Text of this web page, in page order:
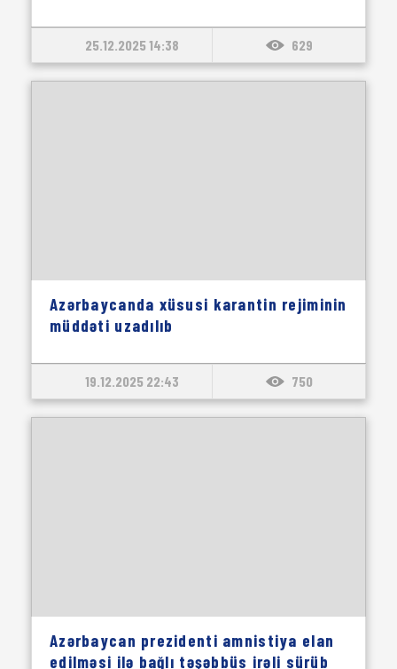
25.12.2025 14:38 629
Azərbaycanda xüsusi karantin rejiminin
müddəti uzadılıb
19.12.2025 22:43 750
Azərbaycan prezidenti amnistiya elan
edilməsi ilə bağlı təşəbbüs irəli sürüb